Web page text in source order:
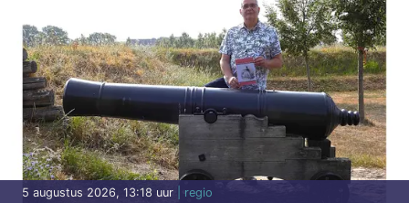
5 augustus 2026, 13:18 uur | regio